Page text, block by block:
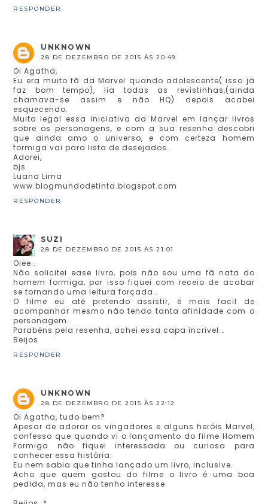
RESPONDER
UNKNOWN
28 DE DEZEMBRO DE 2015 ÀS 20:49
Oi Agatha,
Eu era muito fã da Marvel quando adolescente( isso já
faz bom tempo), lia todas as revistinhas,(ainda
chamava-se assim e não HQ) depois acabei
esquecendo.
Muito legal essa iniciativa da Marvel em lançar livros
sobre os personagens, e com a sua resenha descobri
que ainda amo o universo, e com certeza homem
formiga vai para lista de desejados.
Adorei,
bjs
Luana Lima
www.blogmundodetinta.blogspot.com
RESPONDER
SUZI
28 DE DEZEMBRO DE 2015 ÀS 21:01
Oiee..
Não solicitei ease livro, pois não sou uma fã nata do
homem formiga, por isso fiquei com receio de acabar
se tornando uma leitura forçada..
O filme eu até pretendo assistir, é mais facil de
acompanhar mesmo não tendo tanta afinidade com o
personagem..
Parabéns pela resenha, achei essa capa incrivel..
Beijos
RESPONDER
UNKNOWN
28 DE DEZEMBRO DE 2015 ÀS 22:12
Oi Agatha, tudo bem?
Apesar de adorar os vingadores e alguns heróis Marvel,
confesso que quando vi o lançamento do filme Homem
Formiga não fiquei interessada ou curiosa para
conhecer essa história.
Eu nem sabia que tinha lançado um livro, inclusive.
Acho que quem gostou do filme o livro é uma boa
pedida, mas eu não tenho interesse.